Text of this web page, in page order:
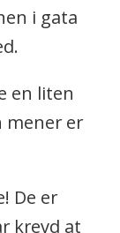
i gata
en liten
mener er
De er
krevd at